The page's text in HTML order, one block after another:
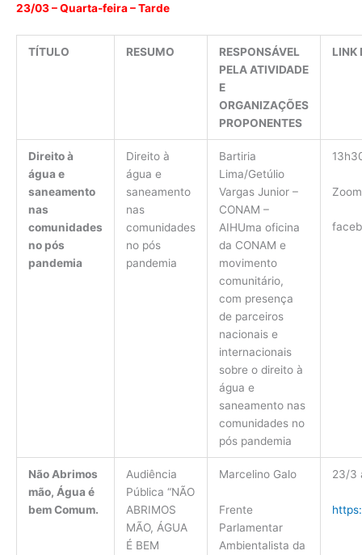
23/03 – Quarta-feira – Tarde
TÍTULO RESUMO
RESPONSÁVEL
PELA ATIVIDADE
E
ORGANIZAÇÕES
PROPONENTES
LINK
Direito à
água e
saneamento
nas
comunidades
no pós
pandemia
Direito à
água e
saneamento
nas
comunidades
no pós
pandemia
Bartiria
Lima/Getúlio
Vargas Junior –
CONAM –
AIHUma oficina
da CONAM e
movimento
comunitário,
com presença
de parceiros
nacionais e
internacionais
sobre o direito à
água e
saneamento nas
comunidades no
pós pandemia
Não Abrimos
mão, Água é
bem Comum.
Audiência
Pública “NÃO
ABRIMOS
MÃO, ÁGUA
É BEM
Marcelino Galo
Frente
Parlamentar
Ambientalista da
23/3